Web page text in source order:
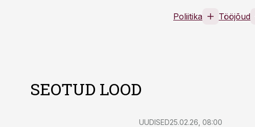
Poliitika Tööjõud
SEOTUD LOOD
UUDISED25.02.26, 08:00